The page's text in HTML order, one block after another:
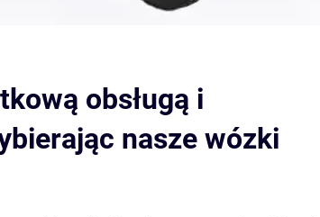
obsługą i
nasze wózki